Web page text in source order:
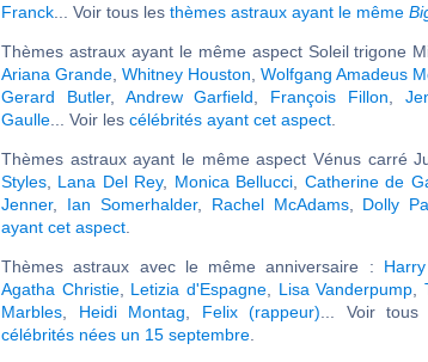
Franck ... Voir tous les thèmes astraux ayant le même
Thèmes astraux ayant le même aspect Soleil trigone
Ariana Grande Whitney Houston Wolfgang Amadeus
Gerard Butler, Andrew Garfield François Fillon
Gaulle ... Voir les célébrités ayant cet aspect
Thèmes astraux ayant le même aspect Vénus carré
Styles
Lana Del Rey, Monica Bellucci Catherine de
Jenner, Ian Somerhalder, Rachel McAdams, Dolly
ayant cet aspect
Thèmes astraux avec le même anniversaire :
Agatha Christie, Letizia d'Espagne Lisa Vanderpump ,
Marbles
Heidi Montag Felix (rappeur) ... Voir tous
célébrités nées un 15 septembre